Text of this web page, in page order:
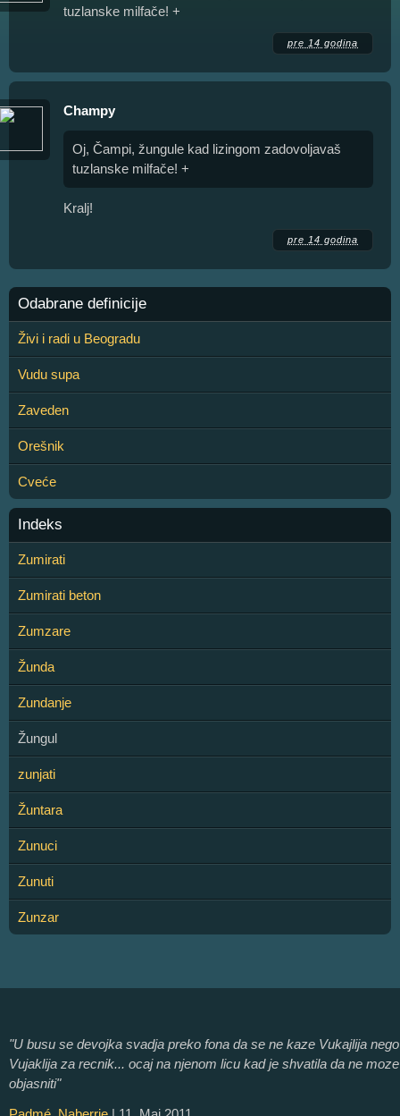
tuzlanske milfače! +
pre 14 godina
Champy
Oj, Čampi, žungule kad lizingom zadovoljavaš
tuzlanske milfače! +
Kralj!
pre 14 godina
Odabrane definicije
Živi i radi u Beogradu
Vudu supa
Zaveden
Orešnik
Cveće
Indeks
Zumirati
Zumirati beton
Zumzare
Žunda
Zundanje
Žungul
zunjati
Žuntara
Zunuci
Zunuti
Zunzar
"U busu se devojka svadja preko fona da se ne kaze Vukajlija nego
Vujaklija za recnik... ocaj na njenom licu kad je shvatila da ne moze
objasniti"